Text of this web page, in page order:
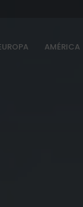
AMÉRICA